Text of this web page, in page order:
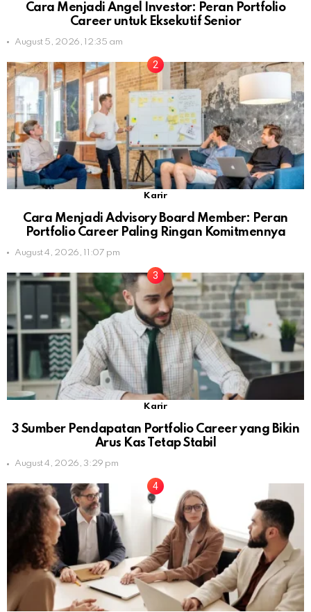
Cara Menjadi Angel Investor: Peran Portfolio
Career untuk Eksekutif Senior
August 5, 2026, 12:35 am
Karir
Cara Menjadi Advisory Board Member: Peran
Portfolio Career Paling Ringan Komitmennya
August 4, 2026, 11:07 pm
Karir
3 Sumber Pendapatan Portfolio Career yang Bikin
Arus Kas Tetap Stabil
August 4, 2026, 3:29 pm